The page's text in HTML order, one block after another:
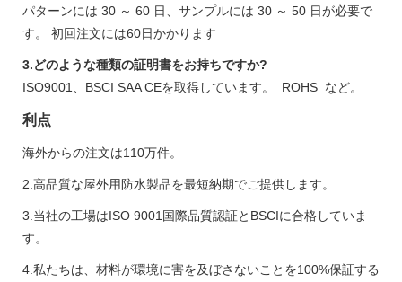
パターンには 30 ～ 60 日、サンプルには 30 ～ 50 日が必要で
す。 初回注文には60日かかります
3.どのような種類の証明書をお持ちですか?
ISO9001、BSCI SAA CEを取得しています。 ROHS など。
利点
海外からの注文は110万件。
2.高品質な屋外用防水製品を最短納期でご提供します。
3.当社の工場はISO 9001国際品質認証とBSCIに合格していま
す。
4.私たちは、材料が環境に害を及ぼさないことを100%保証する